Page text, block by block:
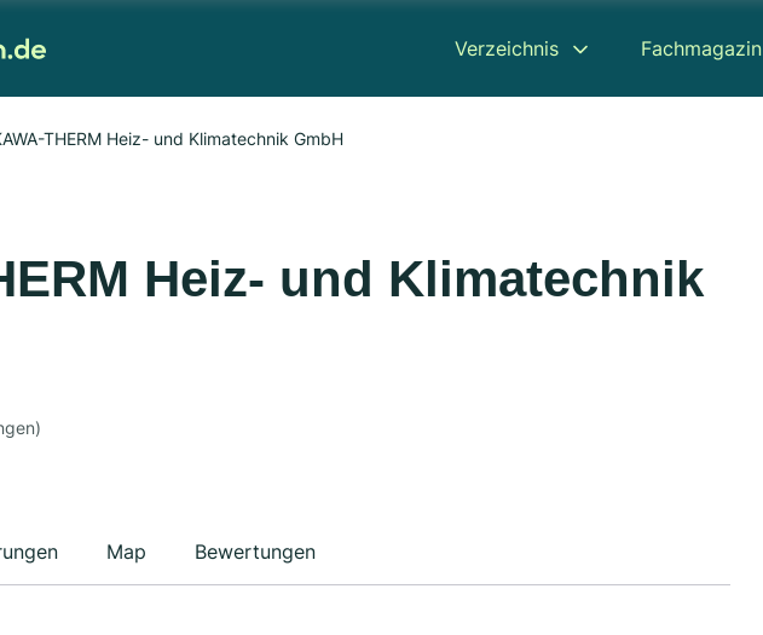
Verzeichnis Fachmagazin
THERM Heiz- und Klimatechnik GmbH
Heiz- und Klimatechnik
Map Bewertungen